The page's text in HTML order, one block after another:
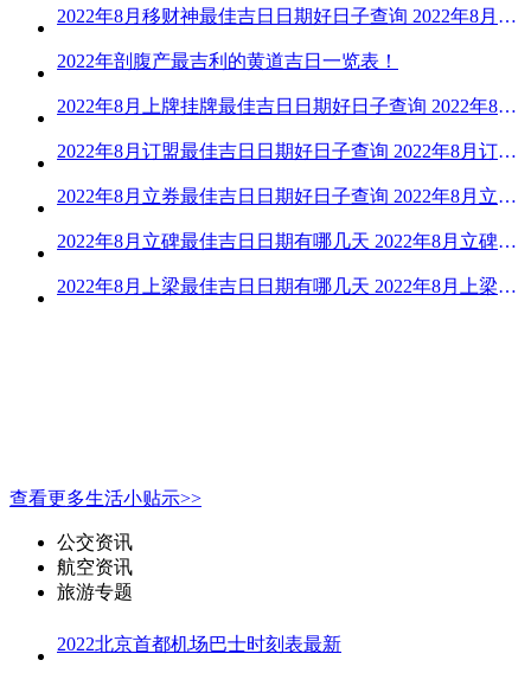
2022年8月移财神最佳吉日日期好日子查询 2022年8月移财神吉日一览
2022年剖腹产最吉利的黄道吉日一览表！
2022年8月上牌挂牌最佳吉日日期好日子查询 2022年8月上牌吉日精选
2022年8月订盟最佳吉日日期好日子查询 2022年8月订盟黄道吉日一览
2022年8月立券最佳吉日日期好日子查询 2022年8月立券的黄道吉日一览
2022年8月立碑最佳吉日日期有哪几天 2022年8月立碑吉日查询
2022年8月上梁最佳吉日日期有哪几天 2022年8月上梁的黄道吉日
查看更多生活小贴示>>
公交资讯
航空资讯
旅游专题
2022北京首都机场巴士时刻表最新